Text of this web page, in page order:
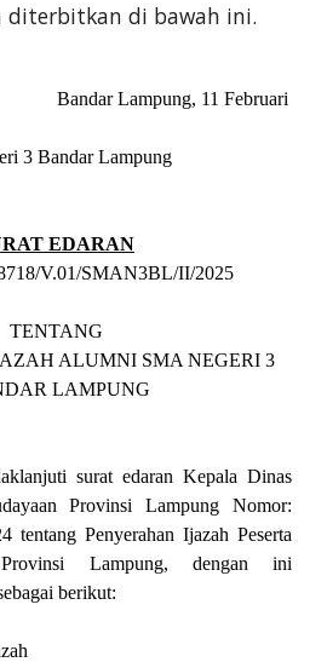
diterbitkan di bawah ini.
Bandar Lampung, 11 Februari
3 Bandar Lampung
EDARAN
V.01/SMAN3BL/II/2025
TENTANG
ALUMNI SMA NEGERI 3
LAMPUNG
surat edaran Kepala Dinas
Provinsi Lampung Nomor:
tentang Penyerahan Ijazah Peserta
Lampung, dengan ini
berikut: